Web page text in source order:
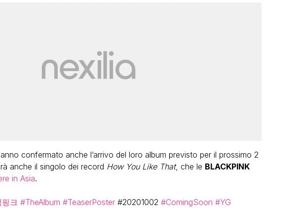
confermato anche l’arrivo del loro album previsto per il prossimo 2
anche il singolo dei record How You Like That, che le BLACKPINK
in Asia.
크 #TheAlbum #TeaserPoster#20201002 #ComingSoon #YG